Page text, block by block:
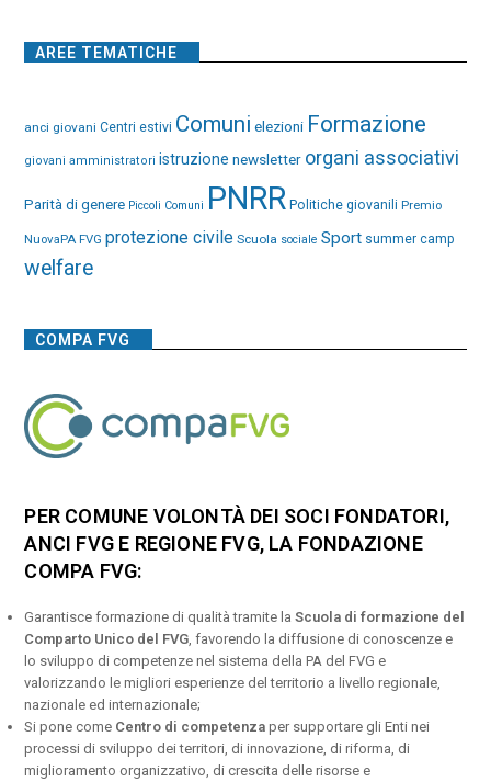
AREE TEMATICHE
anci giovani Centri estivi Comuni elezioni Formazione
giovani amministratori istruzione newsletter organi associativi
Parità di genere Piccoli Comuni PNRR Politiche giovanili Premio
NuovaPA FVG protezione civile Scuola sociale Sport summer camp
welfare
COMPA FVG
PER COMUNE VOLONTÀ DEI SOCI FONDATORI,
ANCI FVG E REGIONE FVG, LA FONDAZIONE
COMPA FVG:
Garantisce formazione di qualità tramite laScuola di formazione del
Comparto Unico del FVG , favorendo la diffusione di conoscenze e
lo sviluppo di competenze nel sistema della PA del FVG e
valorizzando le migliori esperienze del territorio a livello regionale,
nazionale ed internazionale;
Si pone come Centro di competenza per supportare gli Enti nei
processi di sviluppo dei territori, di innovazione, di riforma, di
miglioramento organizzativo, di crescita delle risorse e